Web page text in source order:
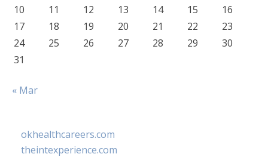
10
11 12 13 14 15
16
17
18 19 20 21 22
23
24
25 26 27 28 29
30
31
« Mar
okhealthcareers.com
theintexperience.com